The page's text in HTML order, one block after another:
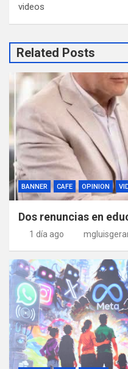
videos
Related Posts
BANNER CAFE OPINION
Dos renuncias en
1 día ago